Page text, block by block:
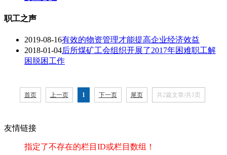
职工之声
2019-08-16有效的物资管理才能提高企业经济效益
2018-01-04后所煤矿工会组织开展了2017年困难职工解
困脱困工作
首页 上一页 1 下一页 尾页 共2篇文章/共1页
友情链接
指定了不存在的栏目ID或栏目数组！